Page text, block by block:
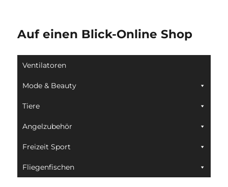
Auf einen Blick-Online Shop
Ventilatoren
Mode & Beauty
Tiere
Angelzubehör
Freizeit Sport
Fliegenfischen